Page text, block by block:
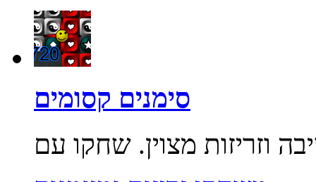
סימנים קסומים